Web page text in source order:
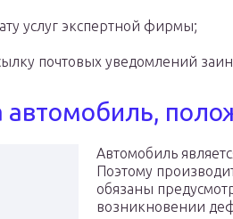
услуг экспертной фирмы;
почтовых уведомлений
автомобиль,
Автомобиль
Поэтому
обязаны
возникновении